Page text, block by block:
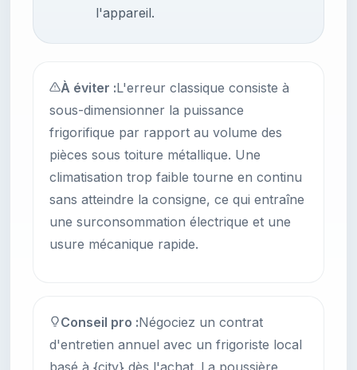
l'appareil.
À éviter :L'erreur classique consiste à
sous-dimensionner la puissance
frigorifique par rapport au volume des
pièces sous toiture métallique. Une
climatisation trop faible tourne en continu
sans atteindre la consigne, ce qui entraîne
une surconsommation électrique et une
usure mécanique rapide.
Conseil pro :Négociez un contrat
d'entretien annuel avec un frigoriste local